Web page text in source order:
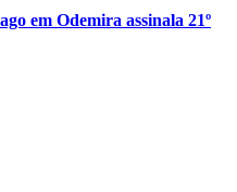
em Odemira assinala 21º